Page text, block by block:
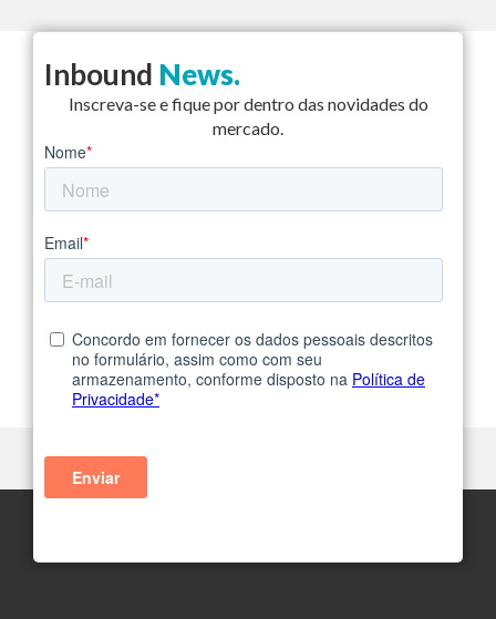
Inbound News.
Inscreva-se e fique por dentro das novidades do
mercado.